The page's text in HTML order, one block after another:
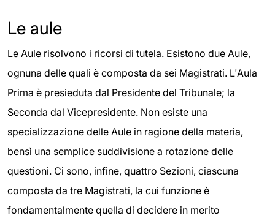
Le aule
Le Aule risolvono i ricorsi di tutela. Esistono due Aule,
ognuna delle quali è composta da sei Magistrati. L'Aula
Prima è presieduta dal Presidente del Tribunale; la
Seconda dal Vicepresidente. Non esiste una
specializzazione delle Aule in ragione della materia,
bensì una semplice suddivisione a rotazione delle
questioni. Ci sono, infine, quattro Sezioni, ciascuna
composta da tre Magistrati, la cui funzione è
fondamentalmente quella di decidere in merito